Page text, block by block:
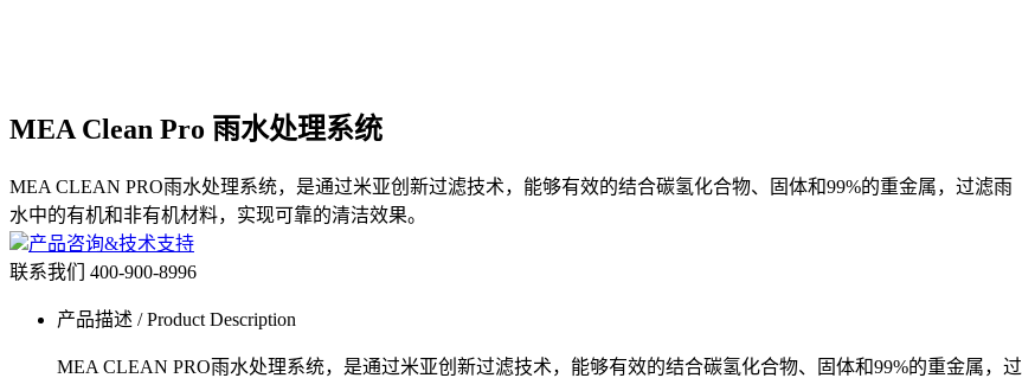
MEA Clean Pro 雨水处理系统
MEA CLEAN PRO雨水处理系统，是通过米亚创新过滤技术，能够有效的结合碳氢化合物、固体和99%的重金属，过滤雨
水中的有机和非有机材料，实现可靠的清洁效果。
产品咨询&技术支持
联系我们
400-900-8996
产品描述 / Product Description
MEA CLEAN PRO雨水处理系统，是通过米亚创新过滤技术，能够有效的结合碳氢化合物、固体和99%的重金属，过